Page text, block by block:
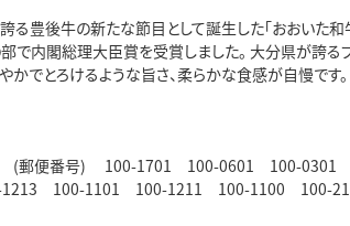
る豊後牛の新たな節目として誕生した「おおいた
で内閣総理大臣賞を受賞しました。 大分県が誇
かでとろけるような旨さ、柔らかな食感が自慢です
ア (郵便番号) 100-1701 100-0601 100-
100-1101 100-1211 100-1100 100-